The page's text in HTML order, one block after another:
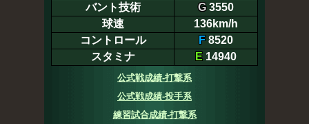
バント技術
G3550
球速
136km/h
コントロール
F 8520
スタミナ
E 14940
公式戦成績-打撃系
公式戦成績-投手系
練習試合成績-打撃系